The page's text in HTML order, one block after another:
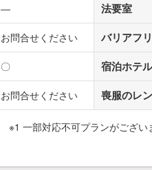
― 法要室
お問合せください バリアフ
〇 宿泊ホテル
お問合せください 喪服のレ
※1 一部対応不可プランがござい